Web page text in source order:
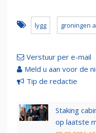
lygg groningen
Verstuur per e-mail
Meld u aan voor de
Tip de redactie
Staking
op laatste